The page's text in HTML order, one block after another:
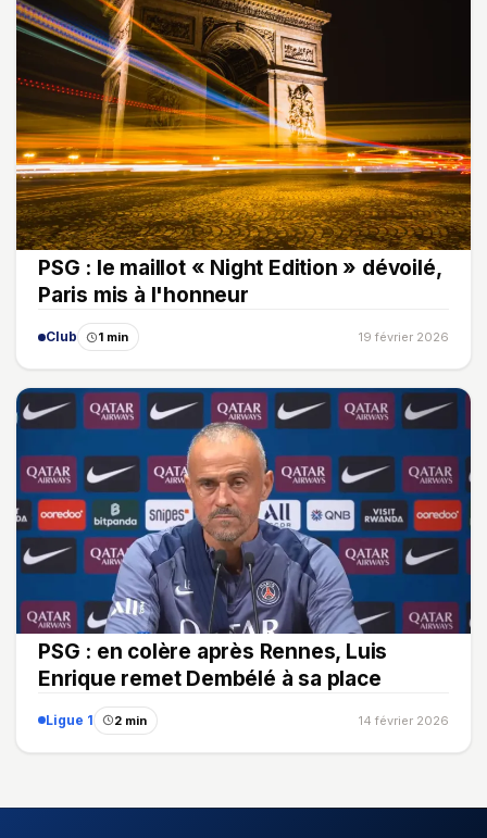
PSG : le maillot « Night Edition » dévoilé,
Paris mis à l'honneur
Club 1 min 19 février 2026
PSG : en colère après Rennes, Luis
Enrique remet Dembélé à sa place
Ligue 1 2 min 14 février 2026